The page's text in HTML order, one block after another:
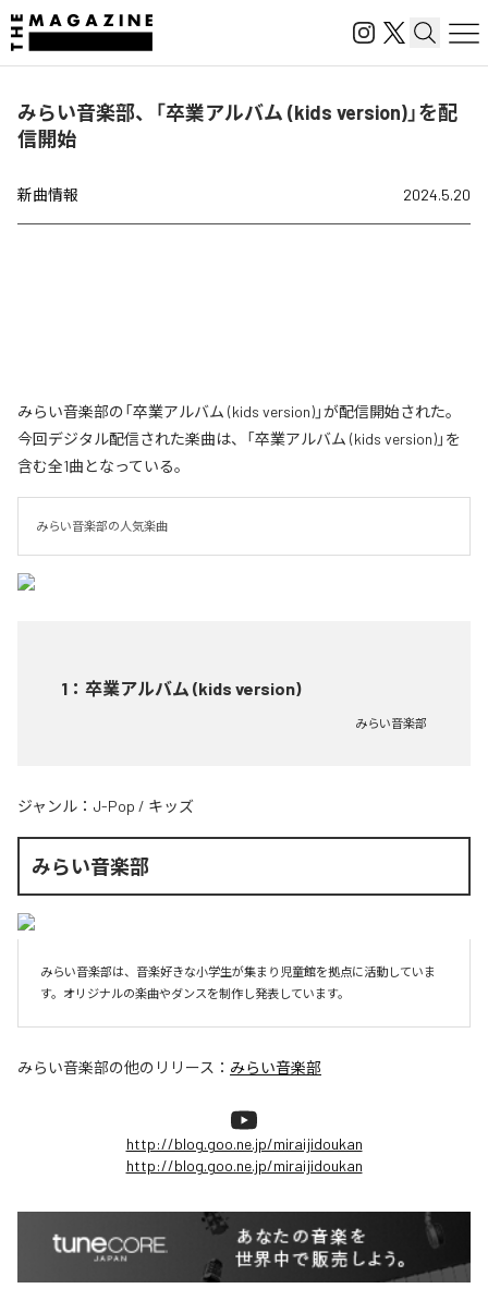
みらい音楽部、「卒業アルバム (kids version)」を配
信開始
新曲情報 2024.5.20
みらい音楽部の「卒業アルバム (kids version)」が配信開始された。
今回デジタル配信された楽曲は、「卒業アルバム (kids version)」を
含む全1曲となっている。
みらい音楽部の人気楽曲
1 ： 卒業アルバム (kids version)
みらい音楽部
ジャンル： J-Pop / キッズ
みらい音楽部
みらい音楽部は、音楽好きな小学生が集まり児童館を拠点に活動していま
す。オリジナルの楽曲やダンスを制作し発表しています。
みらい音楽部の他のリリース： みらい音楽部
http://blog.goo.ne.jp/miraijidoukan
http://blog.goo.ne.jp/miraijidoukan